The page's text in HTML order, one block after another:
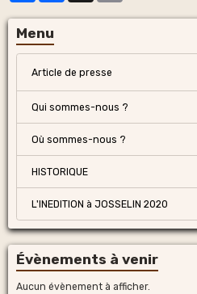
Menu
Article de presse
Qui sommes-nous ?
Où sommes-nous ?
HISTORIQUE
L'INEDITION à JOSSELIN 2020
Évènements à venir
Aucun évènement à afficher.